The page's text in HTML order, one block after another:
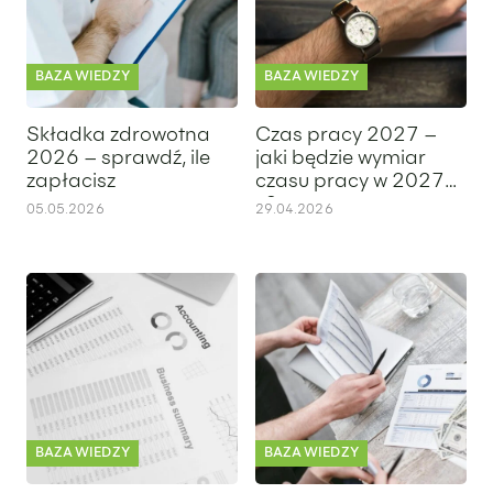
BAZA WIEDZY
Składka zdrowotna
2026 – sprawdź, ile
zapłacisz
05.05.2026
BAZA WIEDZY
Czas pracy 2027 –
jaki będzie wymiar
czasu pracy w 2027
r.?
29.04.2026
Sprawozdanie finansowe 2027 – obowiązki, terminy i
BAZA WIEDZY
Misselling – czym jest i kiedy
BAZA WIEDZY